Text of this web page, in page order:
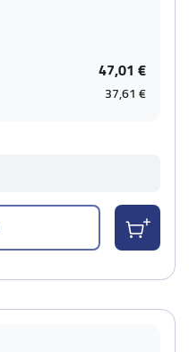
47,01 €
37,61 €